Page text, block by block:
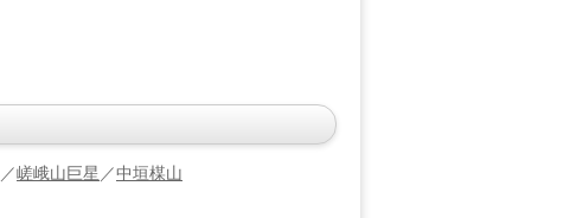
／嵯峨山巨星 ／中垣楳山